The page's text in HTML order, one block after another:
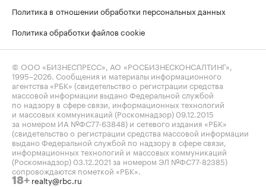
Политика в отношении обработки персональных данных
Политика обработки файлов cookie
© ООО «БИЗНЕСПРЕСС», АО «РОСБИЗНЕСКОНСАЛТИНГ»,
1995–2026. Сообщения и материалы информационного
агентства «РБК» (свидетельство о регистрации средства
массовой информации выдано Федеральной службой
по надзору в сфере связи, информационных технологий
и массовых коммуникаций (Роскомнадзор) 09.12.2015
за номером ИА №ФС77-63848) и сетевого издания «РБК»
(свидетельство о регистрации средства массовой информации
выдано Федеральной службой по надзору в сфере связи,
информационных технологий и массовых коммуникаций
(Роскомнадзор) 03.12.2021 за номером ЭЛ №ФС77-82385)
сопровождаются пометкой «РБК».
18+ realty@rbc.ru